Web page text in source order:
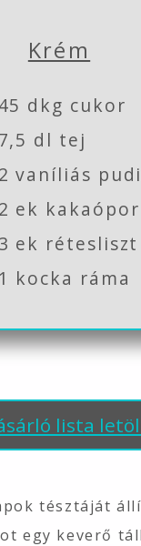
Krém
45 dkg cukor
7,5 dl tej
2 vaníliás
2 ek kakaópor
3 ek rétesliszt
1 kocka ráma
lista
tésztáját
egy keverő